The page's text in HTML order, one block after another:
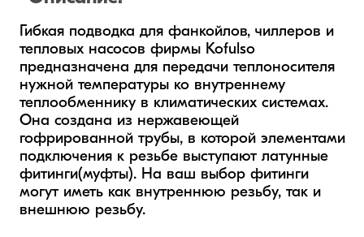
Гибкая подводка для фанкойлов, чиллеров и
тепловых насосов фирмы Kofulso
предназначена для передачи теплоносителя
нужной температуры ко внутреннему
теплообменнику в климатических системах.
Она создана из нержавеющей
гофрированной трубы, в которой элементами
подключения к резьбе выступают латунные
фитинги(муфты). На ваш выбор фитинги
могут иметь как внутреннюю резьбу, так и
внешнюю резьбу.